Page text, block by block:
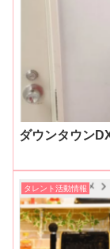
ダウンタウン
タレント活動情報